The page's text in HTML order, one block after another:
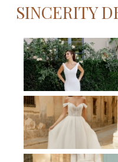
SINCERITY